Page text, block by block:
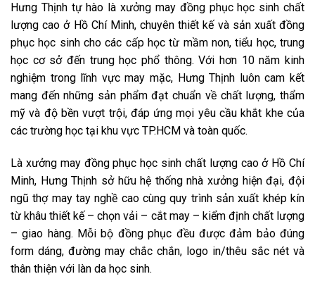
Hưng Thịnh tự hào là xưởng may đồng phục học sinh chất
lượng cao ở Hồ Chí Minh, chuyên thiết kế và sản xuất đồng
phục học sinh cho các cấp học từ mầm non, tiểu học, trung
học cơ sở đến trung học phổ thông. Với hơn 10 năm kinh
nghiệm trong lĩnh vực may mặc, Hưng Thịnh luôn cam kết
mang đến những sản phẩm đạt chuẩn về chất lượng, thẩm
mỹ và độ bền vượt trội, đáp ứng mọi yêu cầu khắt khe của
các trường học tại khu vực TP.HCM và toàn quốc.
Là xưởng may đồng phục học sinh chất lượng cao ở Hồ Chí
Minh, Hưng Thịnh sở hữu hệ thống nhà xưởng hiện đại, đội
ngũ thợ may tay nghề cao cùng quy trình sản xuất khép kín
từ khâu thiết kế – chọn vải – cắt may – kiểm định chất lượng
– giao hàng. Mỗi bộ đồng phục đều được đảm bảo đúng
form dáng, đường may chắc chắn, logo in/thêu sắc nét và
thân thiện với làn da học sinh.